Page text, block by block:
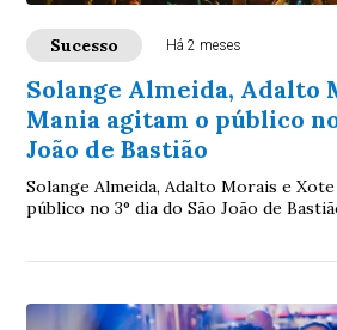
Sucesso Há 2 meses
Solange Almeida, Adalto
Mania agitam o público
João de Bastião
Solange Almeida, Adalto Morais e
público no 3° dia do São João de